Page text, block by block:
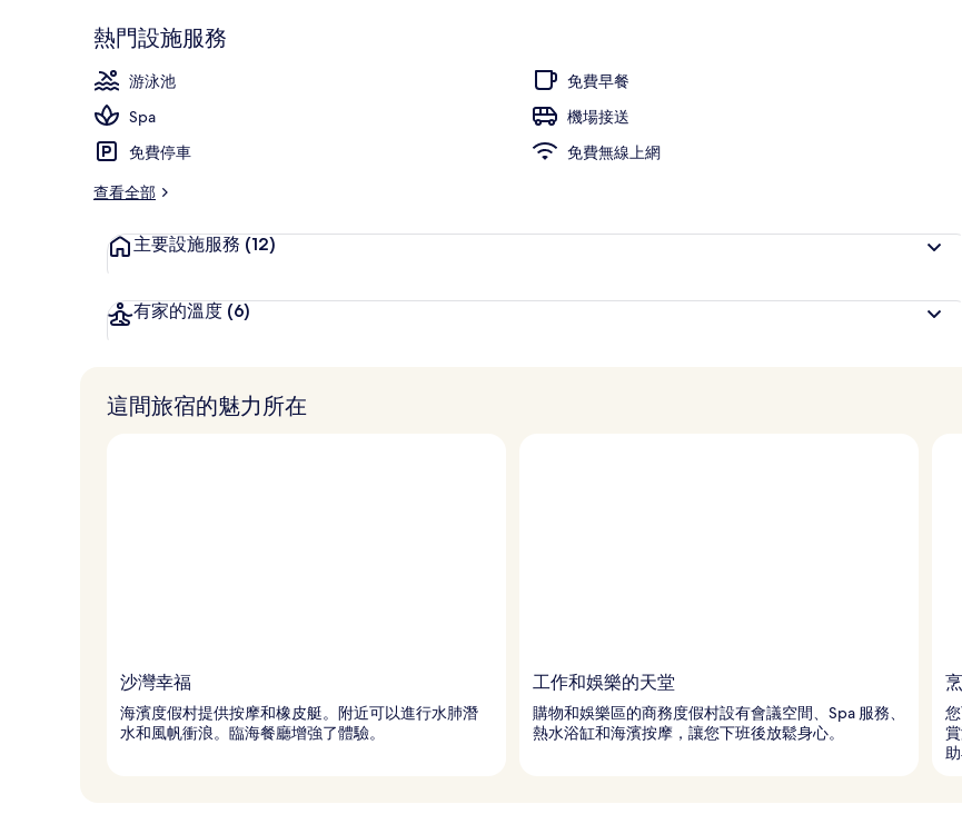
熱門設施服務
游泳池
免費早餐
Spa
機場接送
免費停車
免費無線上網
查看全部
主要設施服務 (12)
有家的溫度 (6)
這間旅宿的魅力所在
沙灣幸福
海濱度假村提供按摩和橡皮艇。附近可以進行水肺潛
水和風帆衝浪。臨海餐廳增強了體驗。
工作和娛樂的天堂
購物和娛樂區的商務度假村設有會議空間、Spa 服務、
熱水浴缸和海濱按摩，讓您下班後放鬆身心。